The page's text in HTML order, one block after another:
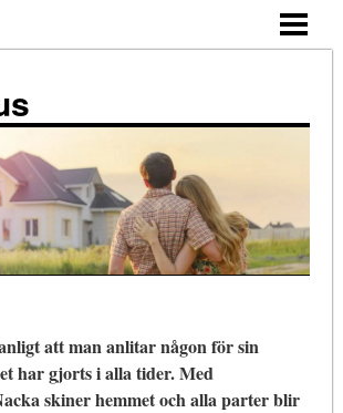
att man anlitar någon för sin
har gjorts i alla tider. Med
skiner hemmet och alla parter blir